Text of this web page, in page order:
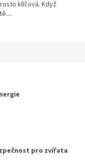
klíčová. Když
pro zvířata